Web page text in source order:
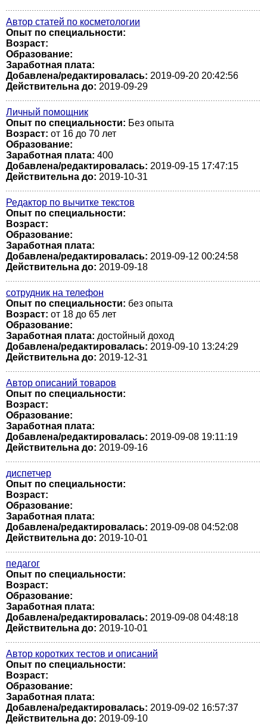
Автор статей по косметологии
Опыт по специальности:
Возраст:
Образование:
Заработная плата:
Добавлена/редактировалась: 2019-09-20 20:42:56
Действительна до: 2019-09-29
Личный помощник
Опыт по специальности: Без опыта
Возраст: от 16 до 70 лет
Образование:
Заработная плата: 400
Добавлена/редактировалась: 2019-09-15 17:47:15
Действительна до: 2019-10-31
Редактор по вычитке текстов
Опыт по специальности:
Возраст:
Образование:
Заработная плата:
Добавлена/редактировалась: 2019-09-12 00:24:58
Действительна до: 2019-09-18
сотрудник на телефон
Опыт по специальности: без опыта
Возраст: от 18 до 65 лет
Образование:
Заработная плата: достойный доход
Добавлена/редактировалась: 2019-09-10 13:24:29
Действительна до: 2019-12-31
Автор описаний товаров
Опыт по специальности:
Возраст:
Образование:
Заработная плата:
Добавлена/редактировалась: 2019-09-08 19:11:19
Действительна до: 2019-09-16
диспетчер
Опыт по специальности:
Возраст:
Образование:
Заработная плата:
Добавлена/редактировалась: 2019-09-08 04:52:08
Действительна до: 2019-10-01
педагог
Опыт по специальности:
Возраст:
Образование:
Заработная плата:
Добавлена/редактировалась: 2019-09-08 04:48:18
Действительна до: 2019-10-01
Автор коротких тестов и описаний
Опыт по специальности:
Возраст:
Образование:
Заработная плата:
Добавлена/редактировалась: 2019-09-02 16:57:37
Действительна до: 2019-09-10